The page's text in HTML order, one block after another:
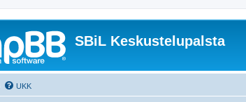
SBiL Keskustelupalsta
UKK